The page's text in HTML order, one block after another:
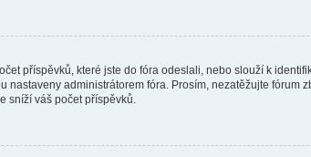
příspěvků, které jste do fóra odeslali, nebo slouží k
administrátorem fóra. Prosím, nezatěžujte fórum
sníží váš počet příspěvků.